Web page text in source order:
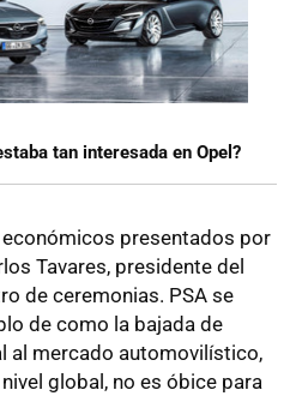
tan interesada en Opel?
presentados por
Tavares, presidente del
de ceremonias. PSA se
de como la bajada de
al mercado automovilístico,
global, no es óbice para